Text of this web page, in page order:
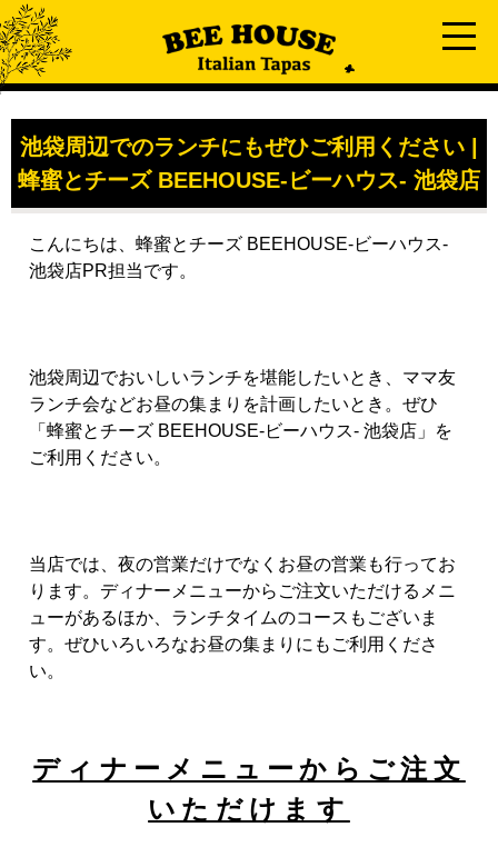
池袋周辺でのランチにもぜひご利用ください |
蜂蜜とチーズ BEEHOUSE-ビーハウス- 池袋店
こんにちは、蜂蜜とチーズ BEEHOUSE-ビーハウス-
池袋店PR担当です。
池袋周辺でおいしいランチを堪能したいとき、ママ友
ランチ会などお昼の集まりを計画したいとき。ぜひ
「蜂蜜とチーズ BEEHOUSE-ビーハウス- 池袋店」を
ご利用ください。
当店では、夜の営業だけでなくお昼の営業も行ってお
ります。ディナーメニューからご注文いただけるメニ
ューがあるほか、ランチタイムのコースもございま
す。ぜひいろいろなお昼の集まりにもご利用くださ
い。
ディナーメニューからご注文
いただけます